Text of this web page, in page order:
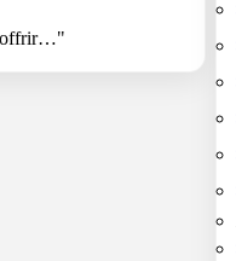
offrir…"